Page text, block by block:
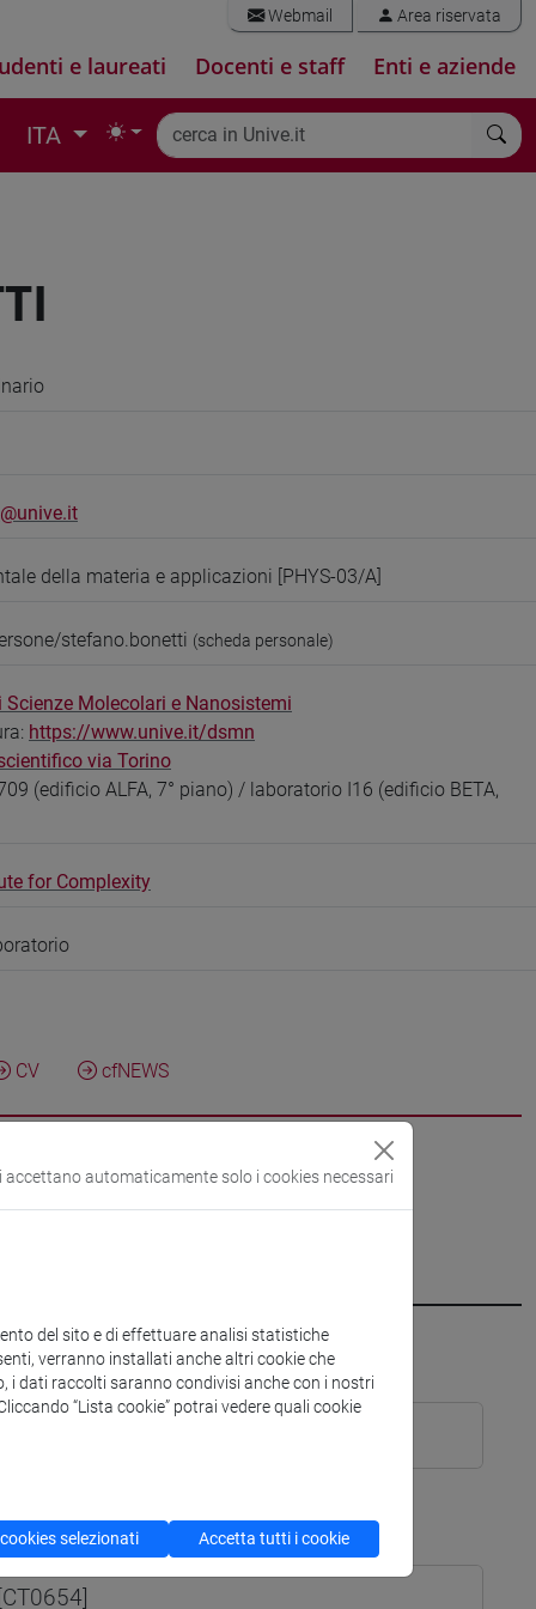
Webmail Area riservata
e laureati Docenti e staff Enti e aziende
ITA
della materia e applicazioni [PHYS-03/A]
stefano.bonetti (scheda personale)
Molecolari e Nanosistemi
https://www.unive.it/dsmn
via Torino
(edificio ALFA, 7° piano) / laboratorio I16 (edificio BETA,
for Complexity
CV cfNEWS
automaticamente solo i cookies necessari
del sito e di effettuare analisi statistiche
verranno installati anche altri cookie che
i dati raccolti saranno condivisi anche con i nostri
“Lista cookie” potrai vedere quali cookie
selezionati Accetta tutti i cookie